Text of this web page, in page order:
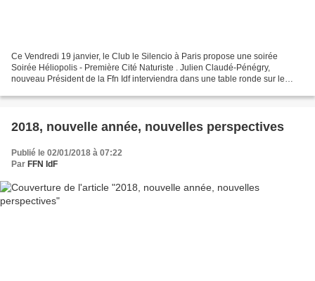
Ce Vendredi 19 janvier, le Club le Silencio à Paris propose une soirée
Soirée Héliopolis - Première Cité Naturiste . Julien Claudé-Pénégry,
nouveau Président de la Ffn Idf interviendra dans une table ronde sur le
2018, nouvelle année, nouvelles perspectives
Publié le 02/01/2018 à 07:22
Par FFN IdF